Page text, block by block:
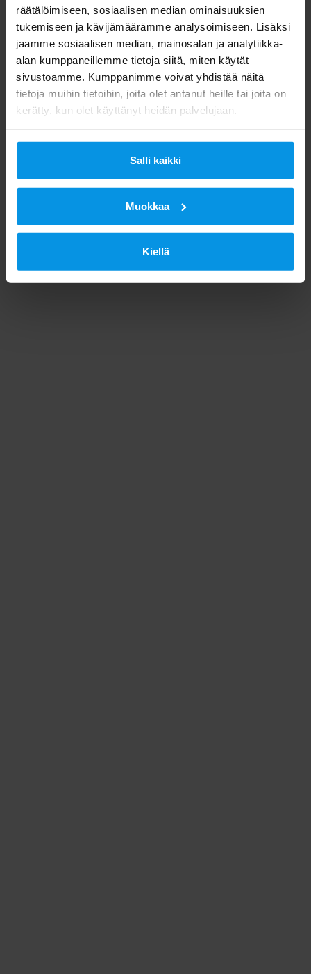
räätälöimiseen, sosiaalisen median ominaisuuksien
tukemiseen ja kävijämäärämme analysoimiseen. Lisäksi
jaamme sosiaalisen median, mainosalan ja analytiikka-
alan kumppaneillemme tietoja siitä, miten käytät
sivustoamme. Kumppanimme voivat yhdistää näitä
tietoja muihin tietoihin, joita olet antanut heille tai joita on
kerätty, kun olet käyttänyt heidän palvelujaan.
Salli kaikki
Muokkaa
Kiellä